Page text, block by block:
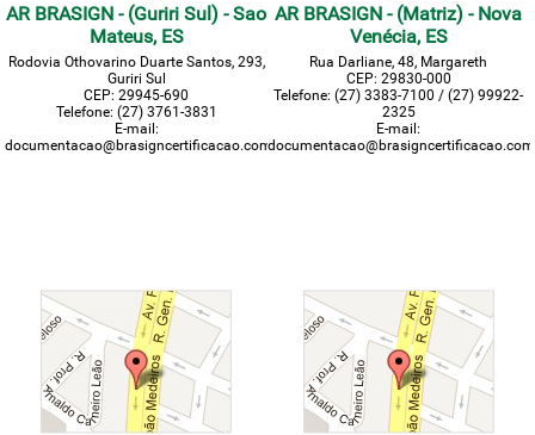
AR BRASIGN - (Guriri Sul) - Sao
Mateus, ES
Rodovia Othovarino Duarte Santos, 293,
Guriri Sul
CEP: 29945-690
Telefone: (27) 3761-3831
E-mail:
documentacao@brasigncertificacao.com.br
AR BRASIGN - (Matriz) - Nova
Venécia, ES
Rua Darliane, 48, Margareth
CEP: 29830-000
Telefone: (27) 3383-7100 / (27) 99922-
2325
E-mail: